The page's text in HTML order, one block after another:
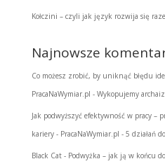
Kołczini – czyli jak język rozwija się
Najnowsze
Co możesz zrobić, by uniknąć błędu
PracaNaWymiar.pl - Wykopujemy
Jak podwyższyć efektywność w pracy –
kariery - PracaNaWymiar.pl - 5 działań
Black Cat- Podwyżka – jak ją w końcu